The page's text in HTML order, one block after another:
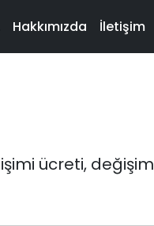
Hakkımızda İletişim
ücreti, değişim